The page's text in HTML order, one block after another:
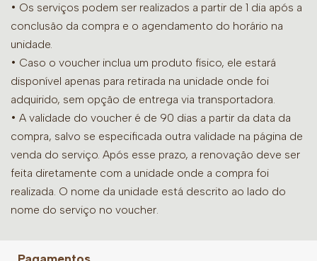
• Os serviços podem ser realizados a partir de 1 dia após a
conclusão da compra e o agendamento do horário na
unidade.
• Caso o voucher inclua um produto físico, ele estará
disponível apenas para retirada na unidade onde foi
adquirido, sem opção de entrega via transportadora.
• A validade do voucher é de 90 dias a partir da data da
compra, salvo se especificada outra validade na página de
venda do serviço. Após esse prazo, a renovação deve ser
feita diretamente com a unidade onde a compra foi
realizada. O nome da unidade está descrito ao lado do
nome do serviço no voucher.